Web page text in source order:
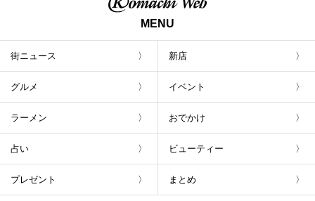
MENU
街ニュース 新店
グルメ イベント
ラーメン おでかけ
占い ビューティー
プレゼント まとめ